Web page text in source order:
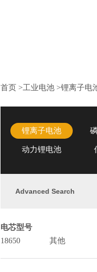
首页 >工业电池 >锂离子电
锂离子电池
动力锂电池
Advanced Search
电芯型号
18650
其他